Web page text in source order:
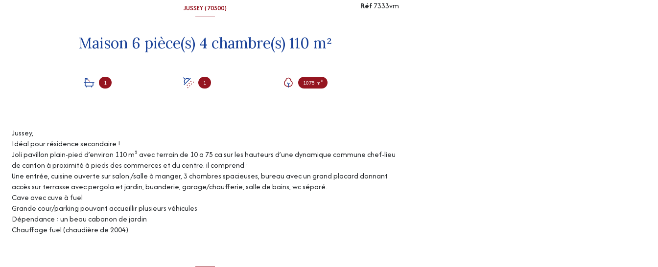
JUSSEY (70500)
Maison 6 pièce(s) 4 chambre(s) 110 m²
1 1 1075 m²
Réf7333vm
Jussey,
Idéal pour résidence secondaire !
Joli pavillon plain-pied d’environ 110 m² avec terrain de 10 a 75 ca sur les hauteurs d’une dynamique commune chef-lieu
de canton à proximité à pieds des commerces et du centre. il comprend :
Une entrée, cuisine ouverte sur salon /salle à manger, 3 chambres spacieuses, bureau avec un grand placard donnant
accès sur terrasse avec pergola et jardin, buanderie, garage/chaufferie, salle de bains, wc séparé.
Cave avec cuve à fuel
Grande cour/parking pouvant accueillir plusieurs véhicules
Dépendance : un beau cabanon de jardin
Chauffage fuel (chaudière de 2004)